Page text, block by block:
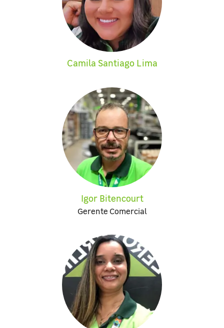
Camila Santiago Lima
Igor Bitencourt
Gerente Comercial